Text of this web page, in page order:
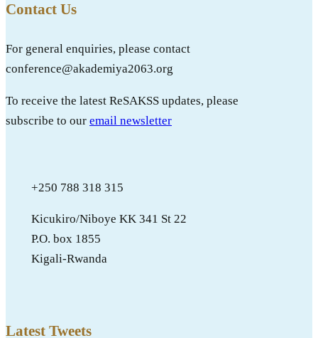
Contact Us
For general enquiries, please contact
conference@akademiya2063.org
To receive the latest ReSAKSS updates, please
subscribe to our email newsletter
+250 788 318 315
Kicukiro/Niboye KK 341 St 22
P.O. box 1855
Kigali-Rwanda
Latest Tweets